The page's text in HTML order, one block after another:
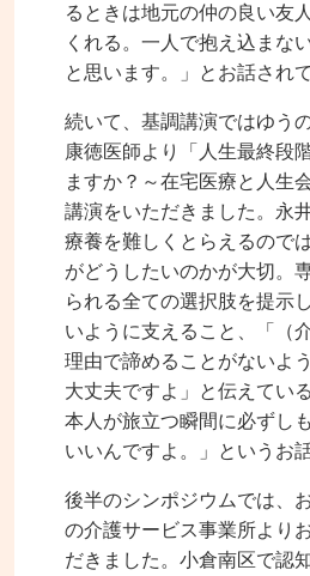
るときは地元の仲の良い友
くれる。一人で抱え込まな
と思います。」とお話され
続いて、基調講演ではゆう
康徳医師より「人生最終段
ますか？～在宅医療と人生
講演をいただきました。永
療養を難しくとらえるので
がどうしたいのかが大切。
られる全ての選択肢を提示
いように支えること、「（
理由で諦めることがないよ
大丈夫ですよ」と伝えてい
本人が旅立つ瞬間に必ずし
いいんですよ。」というお
後半のシンポジウムでは、
の介護サービス事業所より
だきました。小倉南区で認